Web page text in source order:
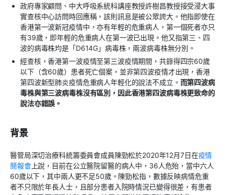
政府專家顧問、中大呼吸系統科講座教授許樹昌教授接受浸大事
實查核中心訪問時回應稱，該則訊息是被公眾誇大。他指即使在
香港第一波新冠疫情中，亦有年輕的危重病人，第一個死者亦只
有39歲，即年輕的危重病人在第一波已出現。他又指第三、四
波的病毒株均是「D614G」病毒株，兩波病毒株無分別。
經查核，香港第一波疫情至第三波疫情期間，共錄得四宗60歲
以下（含60歲）患者死亡個案，並非第四波疫情才出現，香港
第四波新型肺炎疫情危重病人年輕化的說法不成立。 而第四波病
毒株與第三波病毒株沒有區別，因此香港第四波病毒株更致命的
說法亦錯誤。
背景
醫管局深切治療科統籌委員會成員陳勁松於2020年12月7日在疫情
簡報會上說，目前在公立醫院留醫的病人中，36人危殆，當中六人
60歲以下，其中兩人更不足50歲。陳勁松指，數據反映病情危重
者不只限於年長人士，且部分患者入院時情況已變得很差，有患者